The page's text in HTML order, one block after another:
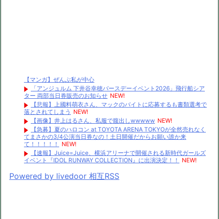
【マンガ】ぜんぶ私が中心
「アンジュルム 下井谷幸穂バースデーイベント2026」飛行船シア
ター 両部当日券販売のお知らせ NEW!
【悲報】上國料萌衣さん、マックのバイトに応募するも書類選考で
落とされてしまう NEW!
【画像】井上はるさん、私服で腹出しwwwww NEW!
【急募】夏のハロコン at TOYOTA ARENA TOKYOが全然売れなく
てまさかの3/4公演当日券なの！土日開催だからお願い誰か来
て！！！！！
NEW!
【速報】Juice=Juice、横浜アリーナで開催される新時代ガールズ
イベント『IDOL RUNWAY COLLECTION』に出演決定！！
NEW!
Powered by livedoor 相互RSS